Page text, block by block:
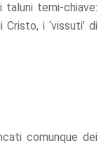
taluni temi-chiave:
Cristo, i ‘vissuti’ di
comunque dei